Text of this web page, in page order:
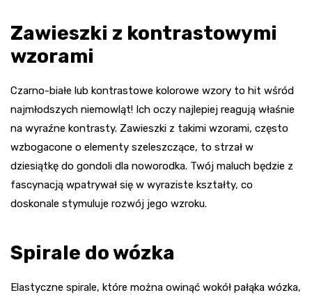
Zawieszki z kontrastowymi
wzorami
Czarno-białe lub kontrastowe kolorowe wzory to hit wśród
najmłodszych niemowląt! Ich oczy najlepiej reagują właśnie
na wyraźne kontrasty. Zawieszki z takimi wzorami, często
wzbogacone o elementy szeleszczące, to strzał w
dziesiątkę do gondoli dla noworodka. Twój maluch będzie z
fascynacją wpatrywał się w wyraziste kształty, co
doskonale stymuluje rozwój jego wzroku.
Spirale do wózka
Elastyczne spirale, które można owinąć wokół pałąka wózka,